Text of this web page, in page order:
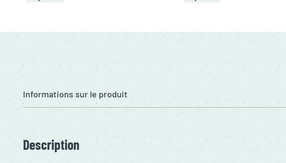
Informations sur le produit
Description